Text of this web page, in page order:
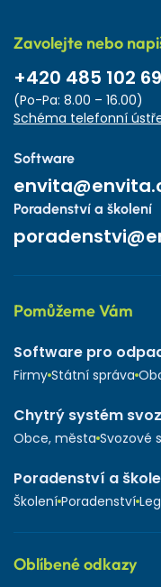
Zavolejte nebo
+420 485 102
(Po-Pa: 8.00 – 16.00)
Schéma telefonní
Software
Poradenství a školení
Pomůžeme Vám
Software pro
Firmy Státní správa
Chytrý systém
Obce, města Svozové
Poradenství a
Školení Poradenství
Oblíbené odkazy